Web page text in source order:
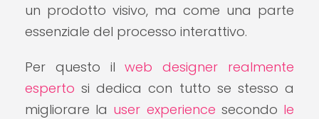
un prodotto visivo, ma come una parte
essenziale del processo interattivo.
Per questo ilweb designer realmente
esperto si dedica con tutto se stesso a
migliorare la user experience secondo le